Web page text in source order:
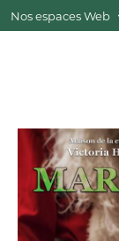
Nos espaces Web